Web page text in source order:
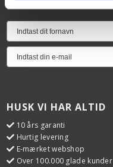
HUSK VI HAR ALTID
10 års garanti
Hurtig levering
E-mærket webshop
Over 100.000 glade kunder